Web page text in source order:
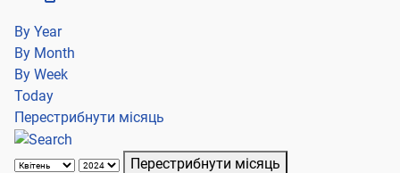
By Year
By Month
By Week
Today
Перестрибнути місяць
Перестрибнути місяць